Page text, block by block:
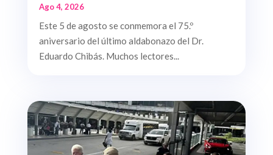
Ago 4, 2026
Este 5 de agosto se conmemora el 75.º
aniversario del último aldabonazo del Dr.
Eduardo Chibás. Muchos lectores...